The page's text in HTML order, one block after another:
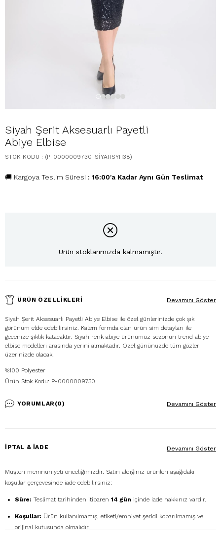
Siyah Şerit Aksesuarlı Payetli
Abiye Elbise
STOK KODU (P-0000009730-SİYAHSYH38)
🚚 Kargoya Teslim Süresi : 16:00'a Kadar Aynı Gün Teslimat
Ürün stoklarımızda kalmamıştır.
ÜRÜN ÖZELLIKLERI
Siyah Şerit Aksesuarlı Payetli Abiye Elbise ile özel günlerinizde çok şık
görünüm elde edebilirsiniz. Kalem formda olan ürün sim detayları ile
gecenize şıklık katacaktır. Siyah renk abiye ürünümüz sezonun trend abiye
elbise modelleri arasında yerini almaktadır. Özel gününüzde tüm gözler
üzerinizde olacak.
%100 Polyester
Ürün Stok Kodu: P-0000009730
Numune Bedeni: 38
Devamını Göster
YORUMLAR(0) Devamını Göster
İPTAL & İADE
Müşteri memnuniyeti önceliğimizdir. Satın aldığınız ürünleri aşağıdaki
koşullar çerçevesinde iade edebilirsiniz:
Süre: Teslimat tarihinden itibaren 14 gün içinde iade hakkınız vardır.
Koşullar: Ürün kullanılmamış, etiketi/emniyet şeridi koparılmamış ve
orijinal kutusunda olmalıdır.
Devamını Göster